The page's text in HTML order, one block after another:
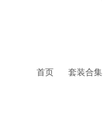
首页 套装合集